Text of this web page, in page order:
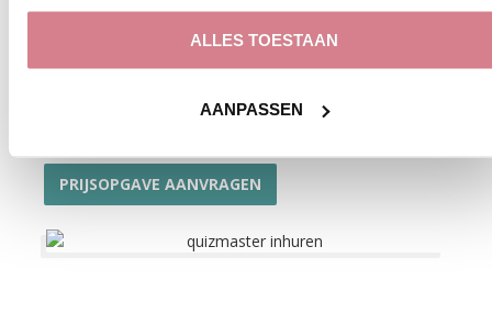
ALLES TOESTAAN
AANPASSEN
land, wij staan voor je klaar. Wij hanteren een strenge
selectie en werken enkel met professionals.
Zie de ervaringen met onze Quizmasters van andere
PRIJSOPGAVE AANVRAGEN